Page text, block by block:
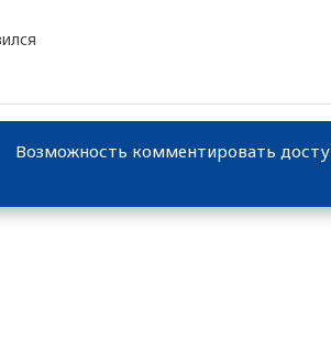
Возможность комментировать